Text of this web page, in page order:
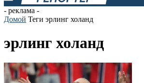
- реклама -
Домой Теги эрлинг холанд
эрлинг холанд